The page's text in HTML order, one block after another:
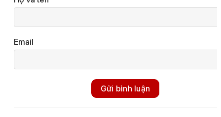
Email
Gửi bình luận